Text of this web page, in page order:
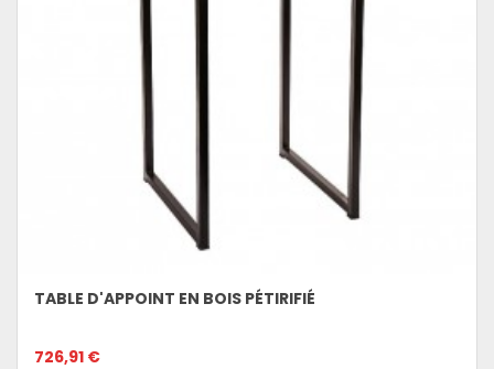
TABLE D'APPOINT EN BOIS PÉTIRIFIÉ
726,91 €